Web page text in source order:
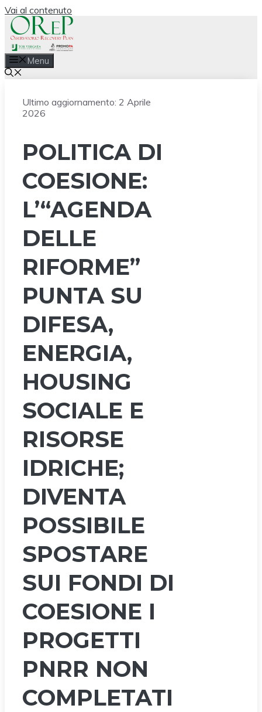
Vai al contenuto
Menu
Ultimo aggiornamento: 2 Aprile
2026
POLITICA DI
COESIONE:
L’“AGENDA
DELLE
RIFORME”
PUNTA SU
DIFESA,
ENERGIA,
HOUSING
SOCIALE E
RISORSE
IDRICHE;
DIVENTA
POSSIBILE
SPOSTARE
SUI FONDI DI
COESIONE I
PROGETTI
PNRR NON
COMPLETATI